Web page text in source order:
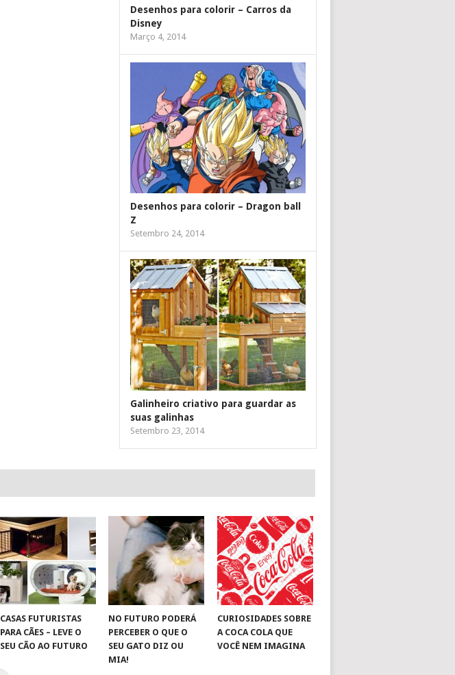
Desenhos para colorir – Carros da
Disney
Março 4, 2014
Desenhos para colorir – Dragon ball
Z
Setembro 24, 2014
Galinheiro criativo para guardar as
suas galinhas
Setembro 23, 2014
CASAS FUTURISTAS
PARA CÃES – LEVE O
SEU CÃO AO FUTURO
NO FUTURO PODERÁ
PERCEBER O QUE O
SEU GATO DIZ OU
MIA!
CURIOSIDADES SOBRE
A COCA COLA QUE
VOCÊ NEM IMAGINA